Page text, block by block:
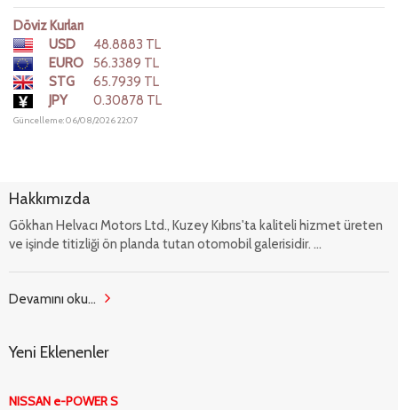
Döviz Kurları
USD
48.8883 TL
EURO
56.3389 TL
STG
65.7939 TL
JPY
0.30878 TL
Güncelleme: 06/08/2026 22:07
Hakkımızda
Gökhan Helvacı Motors Ltd., Kuzey Kıbrıs'ta kaliteli hizmet üreten
ve işinde titizliği ön planda tutan otomobil galerisidir. ...
Devamını oku...
Yeni Eklenenler
NISSAN e-POWER S